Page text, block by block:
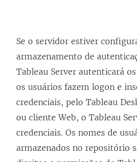
Se o servidor estiver
armazenamento de
Tableau Server autenticará
os usuários fazem logon e
credenciais, pelo Tableau
ou cliente Web, o Tableau
credenciais. Os nomes de
armazenados no repositório